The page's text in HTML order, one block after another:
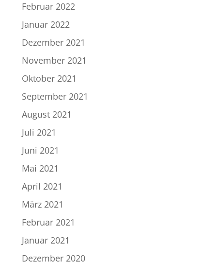
Februar 2022
Januar 2022
Dezember 2021
November 2021
Oktober 2021
September 2021
August 2021
Juli 2021
Juni 2021
Mai 2021
April 2021
März 2021
Februar 2021
Januar 2021
Dezember 2020